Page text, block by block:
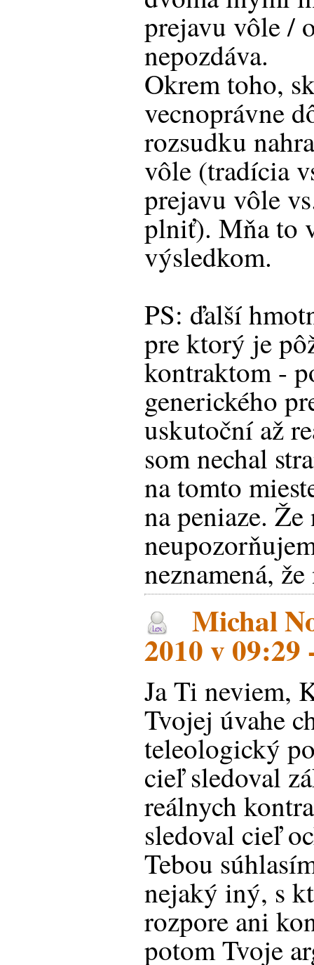
prejavu vôle /
nepozdáva.
Okrem toho,
vecnoprávne
rozsudku
vôle (tradícia
prejavu vôle
plniť). Mňa to
výsledkom.
PS: ďalší
pre ktorý je
kontraktom -
generického
uskutoční až
som nechal
na tomto
na peniaze.
neznamená,
Michal
2010 v
Ja Ti neviem,
Tvojej úvahe
teleologický
cieľ sledoval
reálnych
sledoval cieľ
Tebou
nejaký iný, s
rozpore ani
potom Tvoje